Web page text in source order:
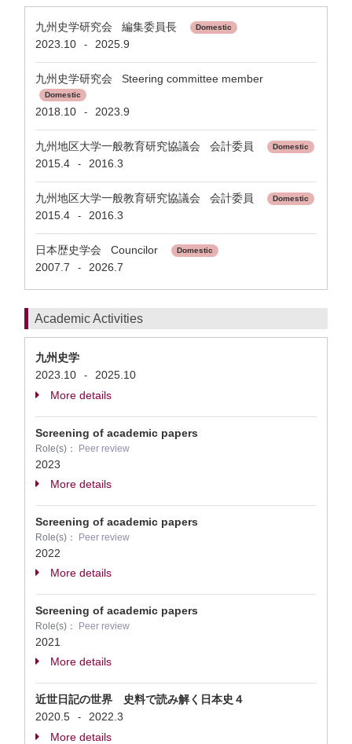
九州史学研究会 編集委員長 Domestic
2023.10 - 2025.9
九州史学研究会 Steering committee member
Domestic
2018.10 - 2023.9
九州地区大学一般教育研究協議会 会計委員 Domestic
2015.4 - 2016.3
九州地区大学一般教育研究協議会 会計委員 Domestic
2015.4 - 2016.3
日本歴史学会 Councilor Domestic
2007.7 - 2026.7
Academic Activities
九州史学
2023.10
-
2025.10
More details
Screening of academic papers
Role(s)： Peer review
2023
More details
Screening of academic papers
Role(s)： Peer review
2022
More details
Screening of academic papers
Role(s)： Peer review
2021
More details
近世日記の世界 史料で読み解く日本史４
2020.5
-
2022.3
More details